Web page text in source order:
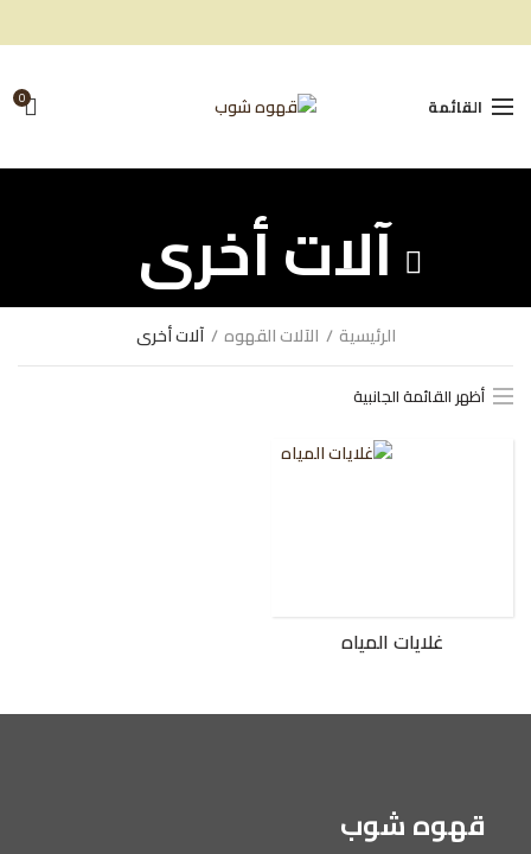
القائمة 0
آلات أخرى
الرئيسية الآلات القهوه آلات أخرى
أظهر القائمة الجانبية
غلايات المياه
قهوه شوب